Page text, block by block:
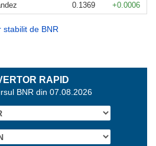
0.1369 +0.0006
stabilit de BNR
RAPID
BNR din 07.08.2026